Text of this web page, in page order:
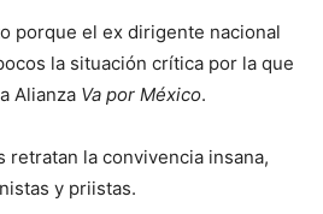
porque el ex dirigente nacional
la situación crítica por la que
Alianza Va por México.
retratan la convivencia insana,
y priistas.